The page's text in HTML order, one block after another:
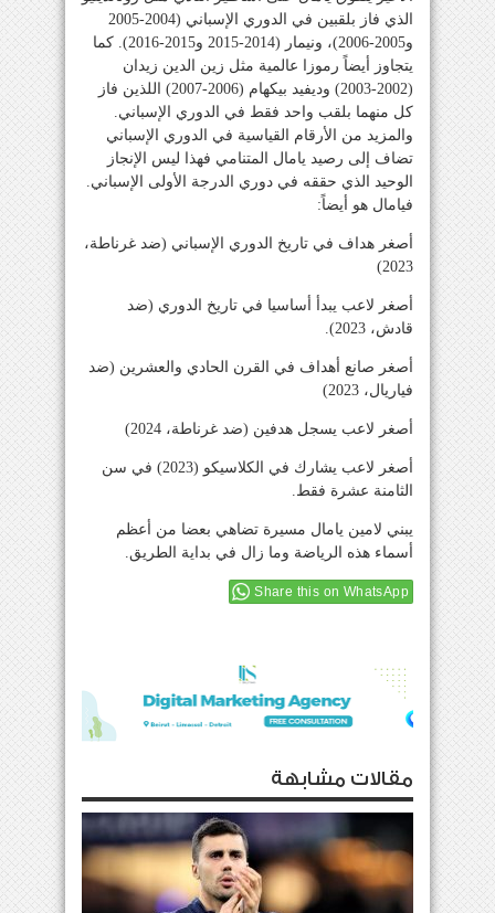
الذي فاز بلقبين في الدوري الإسباني (2004-2005
و2005-2006)، ونيمار (2014-2015 و2015-2016). كما
يتجاوز أيضاً رموزا عالمية مثل زين الدين زيدان
(2002-2003) وديفيد بيكهام (2006-2007) اللذين فاز
كل منهما بلقب واحد فقط في الدوري الإسباني.
والمزيد من الأرقام القياسية في الدوري الإسباني
تضاف إلى رصيد يامال المتنامي فهذا ليس الإنجاز
الوحيد الذي حققه في دوري الدرجة الأولى الإسباني.
فيامال هو أيضاً:
أصغر هداف في تاريخ الدوري الإسباني (ضد غرناطة،
2023)
أصغر لاعب يبدأ أساسيا في تاريخ الدوري (ضد
قادش، 2023).
أصغر صانع أهداف في القرن الحادي والعشرين (ضد
فياريال، 2023)
أصغر لاعب يسجل هدفين (ضد غرناطة، 2024)
أصغر لاعب يشارك في الكلاسيكو (2023) في سن
الثامنة عشرة فقط.
يبني لامين يامال مسيرة تضاهي بعضا من أعظم
أسماء هذه الرياضة وما زال في بداية الطريق.
Share this on WhatsApp
مقالات مشابهة